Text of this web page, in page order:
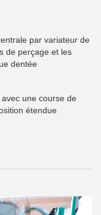
par variateur de
de perçage et les
dentée
une course de
étendue